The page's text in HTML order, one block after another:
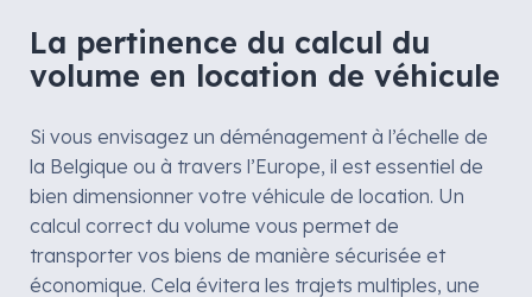
La pertinence du calcul du
volume en location de véhicule
Si vous envisagez un déménagement à l’échelle de
la Belgique ou à travers l’Europe, il est essentiel de
bien dimensionner votre véhicule de location. Un
calcul correct du volume vous permet de
transporter vos biens de manière sécurisée et
économique. Cela évitera les trajets multiples, une